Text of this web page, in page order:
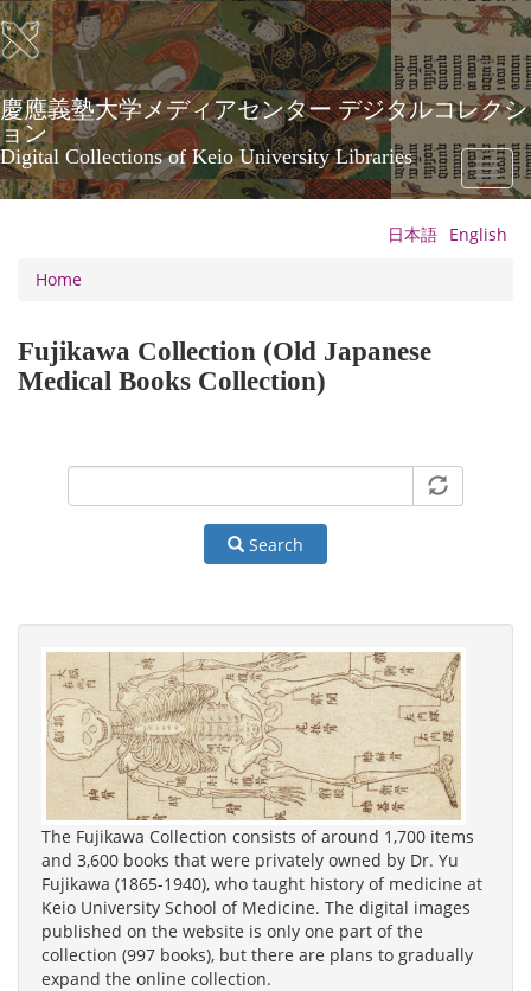
Skip
to
main
content
慶應義塾大学メディアセンター デジタルコレクシ
ョン
Digital Collections of Keio University Libraries
Toggle
日本語 English
Home
Fujikawa Collection (Old Japanese
Medical Books Collection)
Search
The Fujikawa Collection consists of around 1,700 items
and 3,600 books that were privately owned by Dr. Yu
Fujikawa (1865-1940), who taught history of medicine at
Keio University School of Medicine. The digital images
published on the website is only one part of the
collection (997 books), but there are plans to gradually
expand the online collection.